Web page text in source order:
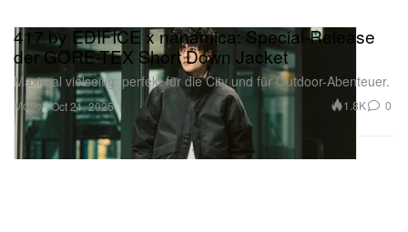
Mode
417 by EDIFICE x nanamica: Special-Release
der GORE-TEX Short Down Jacket
Maximal vielseitig: perfekt für die City und für Outdoor-Abenteuer.
Oct 21, 2025 1.8K 0